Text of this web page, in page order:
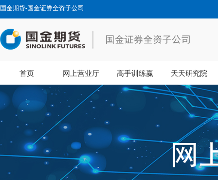
国金期货-国金证券全资子公司
首页 网上营业厅 高手训练赢 天天研究院